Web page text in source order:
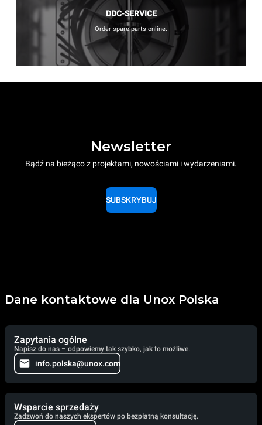
DDC-SERVICE
Order spare parts online.
Newsletter
Bądź na bieżąco z projektami, nowościami i wydarzeniami.
SUBSKRYBUJ
Dane kontaktowe dla Unox Polska
Zapytania ogólne
Napisz do nas – odpowiemy tak szybko, jak to możliwe.
info.polska@unox.com
Wsparcie sprzedaży
Zadzwoń do naszych ekspertów po bezpłatną konsultację.